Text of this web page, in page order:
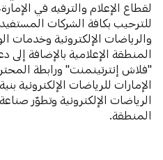
لقطاع الإعلام والترفيه في
للترحيب بكافة الشركات
والرياضات الإلكترونية وخدمات
المنطقة الإعلامية بالإضافة إلى
"فلاش إنترتينمنت" ورابطة
الإمارات للرياضات الإلكترونية
الرياضات الإلكترونية وتطوّر
المنطقة.